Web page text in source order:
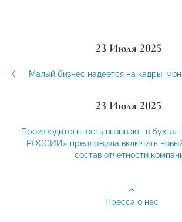
23 Июля 2025
Малый бизнес надеется на кадры:
23 Июля 2025
Производительность вызывают в
РОССИИ» предложила включить новый
состав отчетности
Пресса о нас